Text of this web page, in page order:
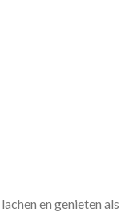
en genieten als